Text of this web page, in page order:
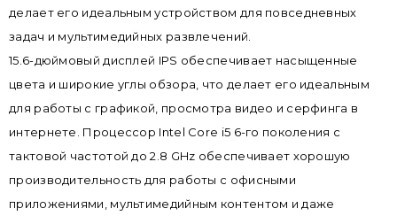
делает его идеальным устройством для повседневных
задач и мультимедийных развлечений.
15.6-дюймовый дисплей IPS обеспечивает насыщенные
цвета и широкие углы обзора, что делает его идеальным
для работы с графикой, просмотра видео и серфинга в
интернете. Процессор Intel Core i5 6-го поколения с
тактовой частотой до 2.8 GHz обеспечивает хорошую
производительность для работы с офисными
приложениями, мультимедийным контентом и даже